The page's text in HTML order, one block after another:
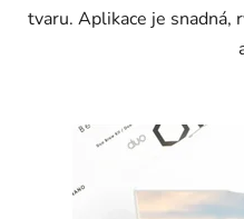
tvaru. Aplikace je snadná,